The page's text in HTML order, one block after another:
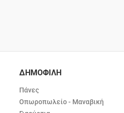
ΔΗΜΟΦΙΛΗ
Πάνες
Οπωροπωλείο - Μαναβική